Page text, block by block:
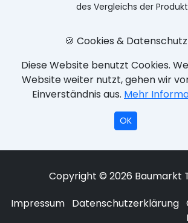
des Vergleichs der
🍪 Cookies & Datenschutz
Diese Website benutzt Cookies.
Website weiter nutzt, gehen wir
Einverständnis aus. Mehr
OK
Copyright © 2026 Baumarkt
Impressum Datenschutzerklärung